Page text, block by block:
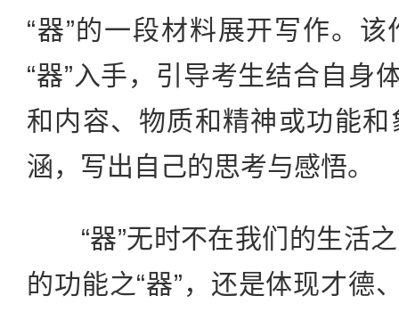
“器”的一段材料展开写作。
“器”入手，引导考生结合自身
和内容、物质和精神或功能
涵，写出自己的思考与感悟。
“器”无时不在我们的生活之
的功能之“器”，还是体现才德